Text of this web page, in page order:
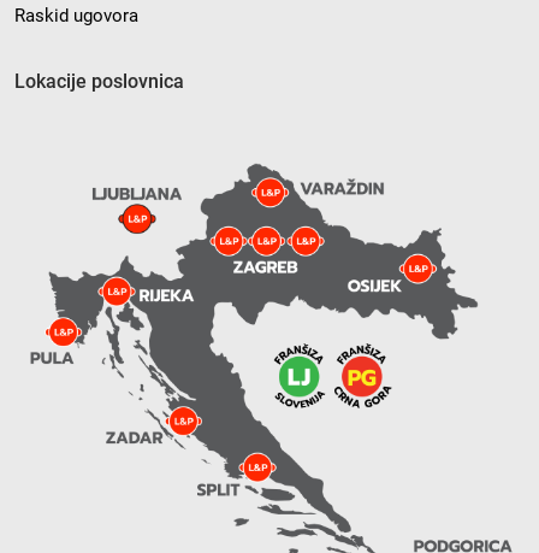
Raskid ugovora
Lokacije poslovnica